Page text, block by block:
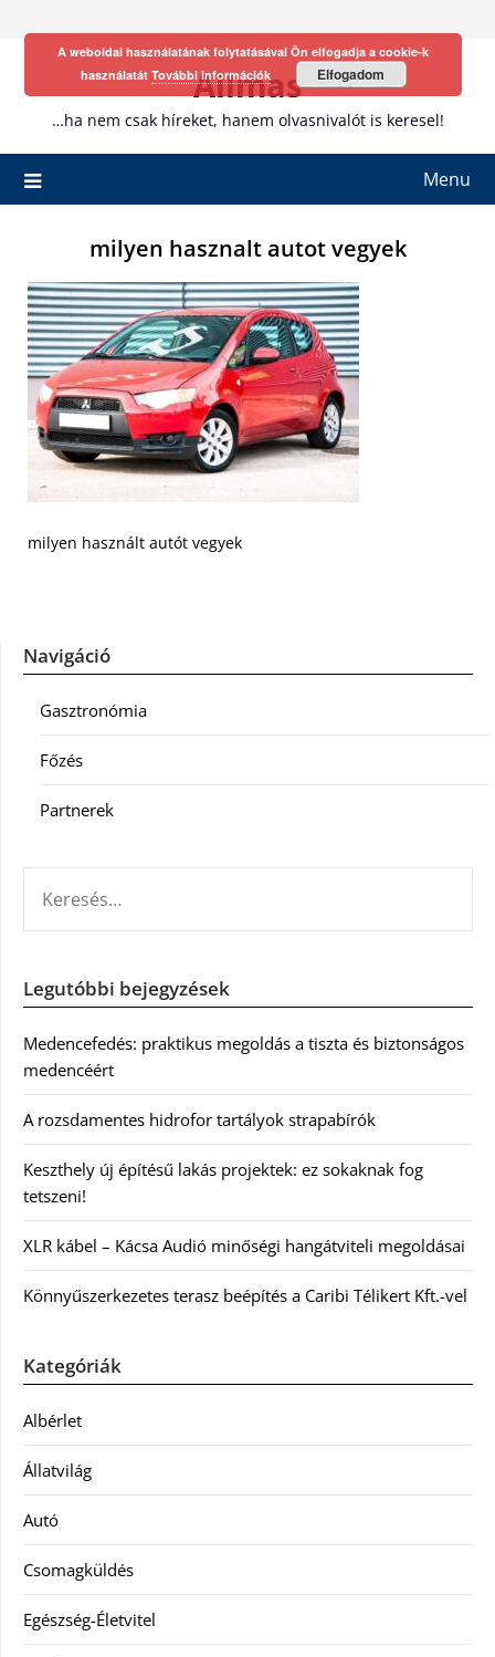
Allmas
…ha nem csak híreket, hanem olvasnivalót is keresel!
Menu
milyen hasznalt autot vegyek
milyen használt autót vegyek
Navigáció
Gasztronómia
Főzés
Partnerek
Legutóbbi bejegyzések
Medencefedés: praktikus megoldás a tiszta és biztonságos
medencéért
A rozsdamentes hidrofor tartályok strapabírók
Keszthely új építésű lakás projektek: ez sokaknak fog
tetszeni!
XLR kábel – Kácsa Audió minőségi hangátviteli megoldásai
Könnyűszerkezetes terasz beépítés a Caribi Télikert Kft.-vel
Kategóriák
Albérlet
Állatvilág
Autó
Csomagküldés
Egészség-Életvitel
A weboldal használatának folytatásával Ön elfogadja a cookie-k
használatát További információk Elfogadom